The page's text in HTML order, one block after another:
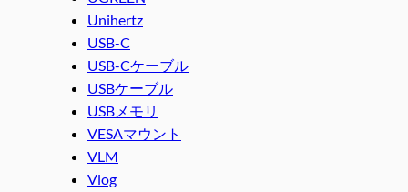
Unihertz
USB-C
USB-Cケーブル
USBケーブル
USBメモリ
VESAマウント
VLM
Vlog